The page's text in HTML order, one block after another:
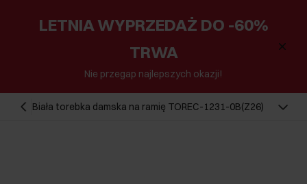
LETNIA WYPRZEDAŻ DO -60%
TRWA
Nie przegap najlepszych okazji!
Biała torebka damska na ramię TOREC-1231-0B(Z26)